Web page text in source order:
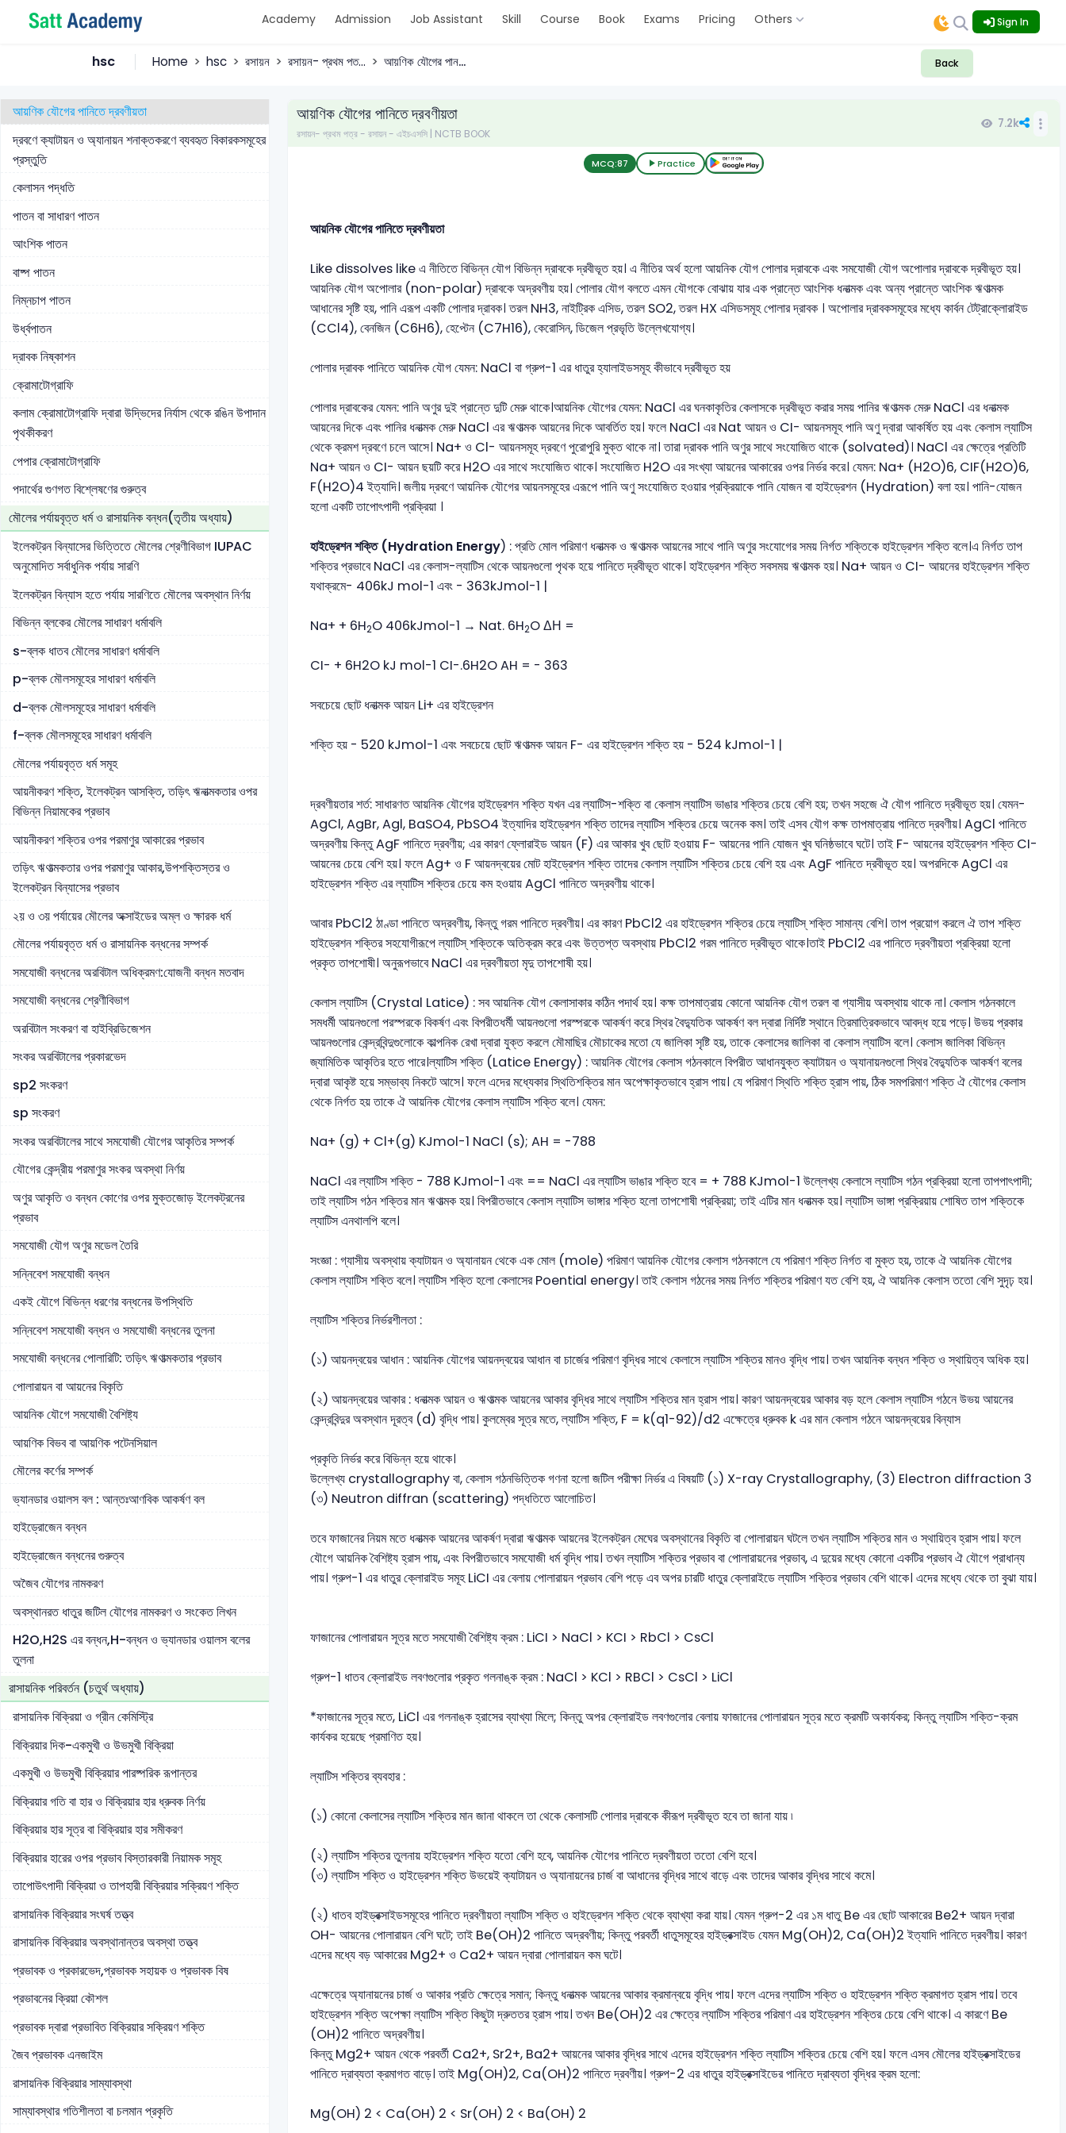
Academy Admission Job Assistant Skill Course Book Exams Pricing Others Sign In
hsc Home hsc রসায়ন রসায়ন- প্রথম পত... আয়ণিক যৌগের পান... Back
রোগ নির্ণয়ে MRI পরীক্ষার মূলনীতি
শিখা পরীক্ষাদ্বারা ধাতব আয়ন শনাক্তকরণ
আয়ণিক যৌগের পানিতে দ্রবণীয়তা
দ্রবণে ক্যাটায়ন ও অ্যানায়ন শনাক্তকরণে ব্যবহৃত বিকারকসমূহের
প্রস্তুতি
কেলাসন পদ্ধতি
পাতন বা সাধারণ পাতন
আংশিক পাতন
বাষ্প পাতন
নিম্নচাপ পাতন
উর্ধ্বপাতন
দ্রাবক নিষ্কাশন
ক্রোমাটোগ্রাফি
কলাম ক্রোমাটোগ্রাফি দ্বারা উদ্ভিদের নির্যাস থেকে রঙিন উপাদান
পৃথকীকরণ
পেপার ক্রোমাটোগ্রাফি
পদার্থের গুণগত বিশ্লেষণের গুরুত্ব
মৌলের পর্যায়বৃত্ত ধর্ম ও রাসায়নিক বন্ধন(তৃতীয় অধ্যায়)
ইলেকট্রন বিন্যাসের ভিত্তিতে মৌলের শ্রেণীবিভাগ IUPAC
অনুমোদিত সর্বাধুনিক পর্যায় সারণি
ইলেকট্রন বিন্যাস হতে পর্যায় সারণিতে মৌলের অবস্থান নির্ণয়
বিভিন্ন ব্লকের মৌলের সাধারণ ধর্মাবলি
s-ব্লক ধাতব মৌলের সাধারণ ধর্মাবলি
p-ব্লক মৌলসমূহের সাধারণ ধর্মাবলি
d-ব্লক মৌলসমূহের সাধারণ ধর্মাবলি
f-ব্লক মৌলসমূহের সাধারণ ধর্মাবলি
মৌলের পর্যায়বৃত্ত ধর্ম সমূহ
আয়নীকরণ শক্তি, ইলেকট্রন আসক্তি, তড়িৎ ঋনাত্মকতার ওপর
বিভিন্ন নিয়ামকের প্রভাব
আয়নীকরণ শক্তির ওপর পরমাণুর আকারের প্রভাব
তড়িৎ ঋণাত্মকতার ওপর পরমাণুর আকার,উপশক্তিস্তর ও
ইলেকট্রন বিন্যাসের প্রভাব
২য় ও ৩য় পর্যায়ের মৌলের অক্সাইডের অম্ল ও ক্ষারক ধর্ম
মৌলের পর্যায়বৃত্ত ধর্ম ও রাসায়নিক বন্ধনের সম্পর্ক
সমযোজী বন্ধনের অরবিটাল অধিক্রমণ:যোজনী বন্ধন মতবাদ
সমযোজী বন্ধনের শ্রেণীবিভাগ
অরবিটাল সংকরণ বা হাইব্রিডিজেশন
সংকর অরবিটালের প্রকারভেদ
sp2 সংকরণ
sp সংকরণ
সংকর অরবিটালের সাথে সমযোজী যৌগের আকৃতির সম্পর্ক
যৌগের কেন্দ্রীয় পরমাণুর সংকর অবস্থা নির্ণয়
অণুর আকৃতি ও বন্ধন কোণের ওপর মুক্তজোড় ইলেকট্রনের
প্রভাব
সমযোজী যৌগ অণুর মডেল তৈরি
সন্নিবেশ সমযোজী বন্ধন
একই যৌগে বিভিন্ন ধরণের বন্ধনের উপস্থিতি
সন্নিবেশ সমযোজী বন্ধন ও সমযোজী বন্ধনের তুলনা
সমযোজী বন্ধনের পোলারিটি: তড়িৎ ঋণাত্মকতার প্রভাব
পোলারায়ন বা আয়নের বিকৃতি
আয়নিক যৌগে সমযোজী বৈশিষ্ট্য
আয়ণিক বিভব বা আয়ণিক পটেনসিয়াল
মৌলের কর্ণের সম্পর্ক
ভ্যানডার ওয়ালস বল : আন্তঃআণবিক আকর্ষণ বল
হাইড্রোজেন বন্ধন
হাইড্রোজেন বন্ধনের গুরুত্ব
অজৈব যৌগের নামকরণ
অবস্থানরত ধাতুর জটিল যৌগের নামকরণ ও সংকেত লিখন
H2O,H2S এর বন্ধন,H-বন্ধন ও ভ্যানডার ওয়ালস বলের
তুলনা
রাসায়নিক পরিবর্তন (চতুর্থ অধ্যায়)
রাসায়নিক বিক্রিয়া ও গ্রীন কেমিস্ট্রি
বিক্রিয়ার দিক-একমুখী ও উভমুখী বিক্রিয়া
একমুখী ও উভমুখী বিক্রিয়ার পারষ্পরিক রূপান্তর
বিক্রিয়ার গতি বা হার ও বিক্রিয়ার হার ধ্রুবক নির্ণয়
বিক্রিয়ার হার সূত্র বা বিক্রিয়ার হার সমীকরণ
বিক্রিয়ার হারের ওপর প্রভাব বিস্তারকারী নিয়ামক সমূহ
তাপোউৎপাদী বিক্রিয়া ও তাপহারী বিক্রিয়ার সক্রিয়ণ শক্তি
রাসায়নিক বিক্রিয়ার সংঘর্ষ তত্ত্ব
রাসায়নিক বিক্রিয়ার অবস্থানান্তর অবস্থা তত্ত্ব
প্রভাবক ও প্রকারভেদ,প্রভাবক সহায়ক ও প্রভাবক বিষ
প্রভাবনের ক্রিয়া কৌশল
প্রভাবক দ্বারা প্রভাবিত বিক্রিয়ার সক্রিয়ণ শক্তি
জৈব প্রভাবক এনজাইম
রাসায়নিক বিক্রিয়ার সাম্যাবস্থা
সাম্যাবস্থার গতিশীলতা বা চলমান প্রকৃতি
আয়ণিক যৌগের পানিতে দ্রবণীয়তা
রসায়ন- প্রথম পত্র - রসায়ন - এইচএসসি | NCTB BOOK
7.2k
MCQ:87 Practice
আয়নিক যৌগের পানিতে দ্রবণীয়তা
Like dissolves like এ নীতিতে বিভিন্ন যৌগ বিভিন্ন দ্রাবকে দ্রবীভূত হয়। এ নীতির অর্থ হলো আয়নিক যৌগ পোলার দ্রাবকে এবং সমযোজী যৌগ অপোলার দ্রাবকে দ্রবীভূত হয়।
আয়নিক যৌগ অপোলার (non-polar) দ্রাবকে অদ্রবণীয় হয়। পোলার যৌগ বলতে এমন যৌগকে বোঝায় যার এক প্রান্তে আংশিক ধনাত্মক এবং অন্য প্রান্তে আংশিক ঋণাত্মক
আধানের সৃষ্টি হয়, পানি এরূপ একটি পোলার দ্রাবক। তরল NH3, নাইট্রিক এসিড, তরল SO2, তরল HX এসিডসমূহ পোলার দ্রাবক । অপোলার দ্রাবকসমূহের মধ্যে কার্বন টেট্রাক্লোরাইড
(CCl4), বেনজিন (C6H6), হেপ্টেন (C7H16), কেরোসিন, ডিজেল প্রভৃতি উল্লেখযোগ্য।
পোলার দ্রাবক পানিতে আয়নিক যৌগ যেমন: NaCl বা গ্রুপ-1 এর ধাতুর হ্যালাইডসমূহ কীভাবে দ্রবীভূত হয়
পোলার দ্রাবকের যেমন: পানি অণুর দুই প্রান্তে দুটি মেরু থাকে।আয়নিক যৌগের যেমন: NaCl এর ঘনকাকৃতির কেলাসকে দ্রবীভূত করার সময় পানির ঋণাত্মক মেরু NaCl এর ধনাত্মক
আয়নের দিকে এবং পানির ধনাত্মক মেরু NaCl এর ঋণাত্মক আয়নের দিকে আবর্তিত হয়। ফলে NaCl এর Nat আয়ন ও CI- আয়নসমূহ পানি অণু দ্বারা আকর্ষিত হয় এবং কেলাস ল্যাটিস
থেকে ক্রমশ দ্রবণে চলে আসে। Na+ ও Cl- আয়নসমূহ দ্রবণে পুরোপুরি মুক্ত থাকে না। তারা দ্রাবক পানি অণুর সাথে সংযোজিত থাকে (solvated)। NaCl এর ক্ষেত্রে প্রতিটি
Na+ আয়ন ও CI- আয়ন ছয়টি করে H2O এর সাথে সংযোজিত থাকে। সংযোজিত H2O এর সংখ্যা আয়নের আকারের ওপর নির্ভর করে। যেমন: Na+ (H2O)6, CIF(H2O)6,
F(H2O)4 ইত্যাদি। জলীয় দ্রবণে আয়নিক যৌগের আয়নসমূহের এরূপে পানি অণু সংযোজিত হওয়ার প্রক্রিয়াকে পানি যোজন বা হাইড্রেশন (Hydration) বলা হয়। পানি-যোজন
হলো একটি তাপোৎপাদী প্রক্রিয়া ।
হাইড্রেশন শক্তি (Hydration Energy) : প্রতি মোল পরিমাণ ধনাত্মক ও ঋণাত্মক আয়নের সাথে পানি অণুর সংযোগের সময় নির্গত শক্তিকে হাইড্রেশন শক্তি বলে।এ নির্গত তাপ
শক্তির প্রভাবে NaCl এর কেলাস-ল্যাটিস থেকে আয়নগুলো পৃথক হয়ে পানিতে দ্রবীভূত থাকে। হাইড্রেশন শক্তি সবসময় ঋণাত্মক হয়। Na+ আয়ন ও CI- আয়নের হাইড্রেশন শক্তি
যথাক্রমে- 406kJ mol-1 এবং - 363kJmol-1 |
Na+ + 6H2O 406kJmol-1 → Nat. 6H2O ΔΗ =
CI- + 6H2O kJ mol-1 CI-.6H2O AH = - 363
সবচেয়ে ছোট ধনাত্মক আয়ন Li+ এর হাইড্রেশন
শক্তি হয় - 520 kJmol-1 এবং সবচেয়ে ছোট ঋণাত্মক আয়ন F- এর হাইড্রেশন শক্তি হয় - 524 kJmol-1 |
দ্রবণীয়তার শর্ত: সাধারণত আয়নিক যৌগের হাইড্রেশন শক্তি যখন এর ল্যাটিস-শক্তি বা কেলাস ল্যাটিস ভাঙার শক্তির চেয়ে বেশি হয়; তখন সহজে ঐ যৌগ পানিতে দ্রবীভূত হয়। যেমন-
AgCl, AgBr, Agl, BaSO4, PbSO4 ইত্যাদির হাইড্রেশন শক্তি তাদের ল্যাটিস শক্তির চেয়ে অনেক কম। তাই এসব যৌগ কক্ষ তাপমাত্রায় পানিতে দ্রবণীয়। AgCl পানিতে
অদ্রবণীয় কিন্তু AgF পানিতে দ্রবণীয়; এর কারণ ফ্লোরাইড আয়ন (F) এর আকার খুব ছোট হওয়ায় F- আয়নের পানি যোজন খুব ঘনিষ্ঠভাবে ঘটে। তাই F- আয়নের হাইড্রেশন শক্তি CI-
আয়নের চেয়ে বেশি হয়। ফলে Ag+ ও F আয়নদ্বয়ের মোট হাইড্রেশন শক্তি তাদের কেলাস ল্যাটিস শক্তির চেয়ে বেশি হয় এবং AgF পানিতে দ্রবীভূত হয়। অপরদিকে AgCl এর
হাইড্রেশন শক্তি এর ল্যাটিস শক্তির চেয়ে কম হওয়ায় AgCl পানিতে অদ্রবণীয় থাকে।
আবার PbCl2 ঠাণ্ডা পানিতে অদ্রবণীয়, কিন্তু গরম পানিতে দ্রবণীয়। এর কারণ PbCl2 এর হাইড্রেশন শক্তির চেয়ে ল্যাটিস্ শক্তি সামান্য বেশি। তাপ প্রয়োগ করলে ঐ তাপ শক্তি
হাইড্রেশন শক্তির সহযোগীরূপে ল্যাটিস্ শক্তিকে অতিক্রম করে এবং উত্তপ্ত অবস্থায় PbCl2 গরম পানিতে দ্রবীভূত থাকে।তাই PbCl2 এর পানিতে দ্রবণীয়তা প্রক্রিয়া হলো
প্রকৃত তাপশোষী। অনুরূপভাবে NaCl এর দ্রবণীয়তা মৃদু তাপশোষী হয়।
কেলাস ল্যাটিস (Crystal Latice) : সব আয়নিক যৌগ কেলাসাকার কঠিন পদার্থ হয়। কক্ষ তাপমাত্রায় কোনো আয়নিক যৌগ তরল বা গ্যাসীয় অবস্থায় থাকে না। কেলাস গঠনকালে
সমধর্মী আয়নগুলো পরস্পরকে বিকর্ষণ এবং বিপরীতধর্মী আয়নগুলো পরস্পরকে আকর্ষণ করে স্থির বৈদ্যুতিক আকর্ষণ বল দ্বারা নির্দিষ্ট স্থানে ত্রিমাত্রিকভাবে আবদ্ধ হয়ে পড়ে। উভয় প্রকার
আয়নগুলোর কেন্দ্রবিন্দুগুলোকে কাল্পনিক রেখা দ্বারা যুক্ত করলে মৌমাছির মৌচাকের মতো যে জালিকা সৃষ্টি হয়, তাকে কেলাসের জালিকা বা কেলাস ল্যাটিস বলে। কেলাস জালিকা বিভিন্ন
জ্যামিতিক আকৃতির হতে পারে।ল্যাটিস শক্তি (Latice Energy) : আয়নিক যৌগের কেলাস গঠনকালে বিপরীত আধানযুক্ত ক্যাটায়ন ও অ্যানায়নগুলো স্থির বৈদ্যুতিক আকর্ষণ বলের
দ্বারা আকৃষ্ট হয়ে সম্ভাব্য নিকটে আসে। ফলে এদের মধ্যেকার স্থিতিশক্তির মান অপেক্ষাকৃতভাবে হ্রাস পায়। যে পরিমাণ স্থিতি শক্তি হ্রাস পায়, ঠিক সমপরিমাণ শক্তি ঐ যৌগের কেলাস
থেকে নির্গত হয় তাকে ঐ আয়নিক যৌগের কেলাস ল্যাটিস শক্তি বলে। যেমন:
Na+ (g) + Cl+(g) KJmol-1 NaCl (s); AH = -788
NaCl এর ল্যাটিস শক্তি - 788 KJmol-1 এবং == NaCl এর ল্যাটিস ভাঙার শক্তি হবে = + 788 KJmol-1 উল্লেখ্য কেলাসে ল্যাটিস গঠন প্রক্রিয়া হলো তাপপাৎপাদী;
তাই ল্যাটিস গঠন শক্তির মান ঋণাত্মক হয়। বিপরীতভাবে কেলাস ল্যাটিস ভাঙ্গার শক্তি হলো তাপশোষী প্রক্রিয়া; তাই এটির মান ধনাত্মক হয়। ল্যাটিস ভাঙ্গা প্রক্রিয়ায় শোষিত তাপ শক্তিকে
ল্যাটিস এনথালপি বলে।
সংজ্ঞা : গ্যাসীয় অবস্থায় ক্যাটায়ন ও অ্যানায়ন থেকে এক মোল (mole) পরিমাণ আয়নিক যৌগের কেলাস গঠনকালে যে পরিমাণ শক্তি নির্গত বা মুক্ত হয়, তাকে ঐ আয়নিক যৌগের
কেলাস ল্যাটিস শক্তি বলে। ল্যাটিস শক্তি হলো কেলাসের Poential energy। তাই কেলাস গঠনের সময় নির্গত শক্তির পরিমাণ যত বেশি হয়, ঐ আয়নিক কেলাস ততো বেশি সুদৃঢ় হয়।
ল্যাটিস শক্তির নির্ভরশীলতা :
(১) আয়নদ্বয়ের আধান : আয়নিক যৌগের আয়নদ্বয়ের আধান বা চার্জের পরিমাণ বৃদ্ধির সাথে কেলাসে ল্যাটিস শক্তির মানও বৃদ্ধি পায়। তখন আয়নিক বন্ধন শক্তি ও স্থায়িত্ব অধিক হয়।
(২) আয়নদ্বয়ের আকার : ধনাত্মক আয়ন ও ঋণাত্মক আয়নের আকার বৃদ্ধির সাথে ল্যাটিস শক্তির মান হ্রাস পায়। কারণ আয়নদ্বয়ের আকার বড় হলে কেলাস ল্যাটিস গঠনে উভয় আয়নের
কেন্দ্রবিন্দুর অবস্থান দূরত্ব (d) বৃদ্ধি পায়। কুলম্বের সূত্র মতে, ল্যাটিস শক্তি, F = k(q1-92)/d2 এক্ষেত্রে ধ্রুবক k এর মান কেলাস গঠনে আয়নদ্বয়ের বিন্যাস
প্রকৃতি নির্ভর করে বিভিন্ন হয়ে থাকে।
উল্লেখ্য crystallography বা, কেলাস গঠনভিত্তিক গণনা হলো জটিল পরীক্ষা নির্ভর এ বিষয়টি (১) X-ray Crystallography, (3) Electron diffraction 3
(৩) Neutron diffran (scattering) পদ্ধতিতে আলোচিত।
তবে ফাজানের নিয়ম মতে ধনাত্মক আয়নের আকর্ষণ দ্বারা ঋণাত্মক আয়নের ইলেকট্রন মেঘের অবস্থানের বিকৃতি বা পোলারায়ন ঘটলে তখন ল্যাটিস শক্তির মান ও স্থায়িত্ব হ্রাস পায়। ফলে
যৌগে আয়নিক বৈশিষ্ট্য হ্রাস পায়, এবং বিপরীতভাবে সমযোজী ধর্ম বৃদ্ধি পায়। তখন ল্যাটিস শক্তির প্রভাব বা পোলারায়নের প্রভাব, এ দুয়ের মধ্যে কোনো একটির প্রভাব ঐ যৌগে প্রাধান্য
পায়। গ্রুপ-1 এর ধাতুর ক্লোরাইড সমূহ LiCI এর বেলায় পোলারায়ন প্রভাব বেশি পড়ে এব অপর চারটি ধাতুর ক্লোরাইডে ল্যাটিস শক্তির প্রভাব বেশি থাকে। এদের মধ্যে থেকে তা বুঝা যায়।
ফাজানের পোলারায়ন সূত্র মতে সমযোজী বৈশিষ্ট্য ক্রম : LiCI > NaCl > KCI > RbCl > CsCl
গ্রুপ-1 ধাতব ক্লোরাইড লবণগুলোর প্রকৃত গলনাঙ্ক ক্রম : NaCl > KCl > RBCl > CsCl > LiCl
*ফাজানের সূত্র মতে, LiCl এর গলনাঙ্ক হ্রাসের ব্যাখ্যা মিলে; কিন্তু অপর ক্লোরাইড লবণগুলোর বেলায় ফাজানের পোলারায়ন সূত্র মতে ক্রমটি অকার্যকর; কিন্তু ল্যাটিস শক্তি-ক্রম
কার্যকর হয়েছে প্রমাণিত হয়।
ল্যাটিস শক্তির ব্যবহার :
(১) কোনো কেলাসের ল্যাটিস শক্তির মান জানা থাকলে তা থেকে কেলাসটি পোলার দ্রাবকে কীরূপ দ্রবীভূত হবে তা জানা যায় ৷
(২) ল্যাটিস শক্তির তুলনায় হাইড্রেশন শক্তি যতো বেশি হবে, আয়নিক যৌগের পানিতে দ্রবণীয়তা ততো বেশি হবে।
(৩) ল্যাটিস শক্তি ও হাইড্রেশন শক্তি উভয়েই ক্যাটায়ন ও অ্যানায়নের চার্জ বা আধানের বৃদ্ধির সাথে বাড়ে এবং তাদের আকার বৃদ্ধির সাথে কমে।
(২) ধাতব হাইড্রক্সাইডসমূহের পানিতে দ্রবণীয়তা ল্যাটিস শক্তি ও হাইড্রেশন শক্তি থেকে ব্যাখ্যা করা যায়। যেমন গ্রুপ-2 এর ১ম ধাতু Be এর ছোট আকারের Be2+ আয়ন দ্বারা
OH- আয়নের পোলারায়ন বেশি ঘটে; তাই Be(OH)2 পানিতে অদ্রবণীয়; কিন্তু পরবর্তী ধাতুসমূহের হাইড্রক্সাইড যেমন Mg(OH)2, Ca(OH)2 ইত্যাদি পানিতে দ্রবণীয়। কারণ
এদের মধ্যে বড় আকারের Mg2+ ও Ca2+ আয়ন দ্বারা পোলারায়ন কম ঘটে।
এক্ষেত্রে অ্যানায়নের চার্জ ও আকার প্রতি ক্ষেত্রে সমান; কিন্তু ধনাত্মক আয়নের আকার ক্রমান্বয়ে বৃদ্ধি পায়। ফলে এদের ল্যাটিস শক্তি ও হাইড্রেশন শক্তি ক্রমাগত হ্রাস পায়। তবে
হাইড্রেশন শক্তি অপেক্ষা ল্যাটিস শক্তি কিছুটা দ্রুততর হ্রাস পায়। তখন Be(OH)2 এর ক্ষেত্রে ল্যাটিস শক্তির পরিমাণ এর হাইড্রেশন শক্তির চেয়ে বেশি থাকে। এ কারণে Be
(OH)2 পানিতে অদ্রবণীয়।
কিন্তু Mg2+ আয়ন থেকে পরবর্তী Ca2+, Sr2+, Ba2+ আয়নের আকার বৃদ্ধির সাথে এদের হাইড্রেশন শক্তি ল্যাটিস শক্তির চেয়ে বেশি হয়। ফলে এসব মৌলের হাইড্রক্সাইডের
পানিতে দ্রাব্যতা ক্রমাগত বাড়ে। তাই Mg(OH)2, Ca(OH)2 পানিতে দ্রবণীয়। গ্রুপ-2 এর ধাতুর হাইড্রক্সাইডের পানিতে দ্রাব্যতা বৃদ্ধির ক্রম হলো:
Mg(OH) 2 < Ca(OH) 2 < Sr(OH) 2 < Ba(OH) 2